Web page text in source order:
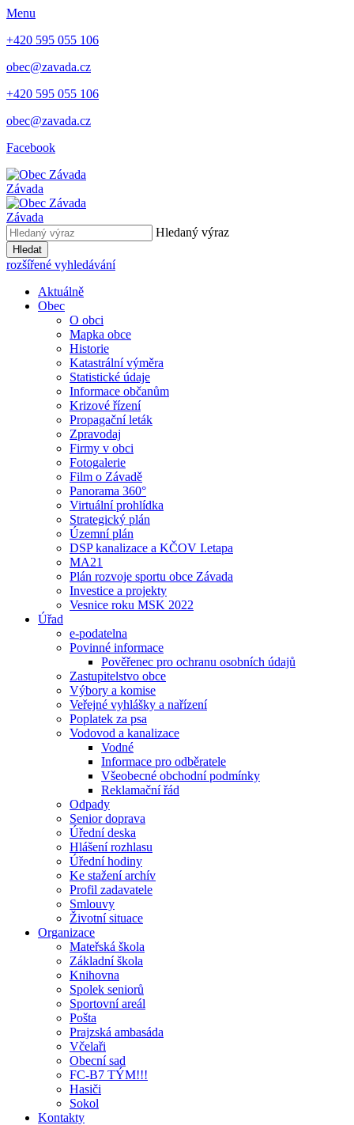
Menu
+420 595 055 106
obec@zavada.cz
+420 595 055 106
obec@zavada.cz
Facebook
Závada
Závada
Hledaný výraz
Hledat
rozšířené vyhledávání
Aktuálně
Obec
O obci
Mapka obce
Historie
Katastrální výměra
Statistické údaje
Informace občanům
Krizové řízení
Propagační leták
Zpravodaj
Firmy v obci
Fotogalerie
Film o Závadě
Panorama 360°
Virtuální prohlídka
Strategický plán
Územní plán
DSP kanalizace a KČOV I.etapa
MA21
Plán rozvoje sportu obce Závada
Investice a projekty
Vesnice roku MSK 2022
Úřad
e-podatelna
Povinné informace
Pověřenec pro ochranu osobních údajů
Zastupitelstvo obce
Výbory a komise
Veřejné vyhlášky a nařízení
Poplatek za psa
Vodovod a kanalizace
Vodné
Informace pro odběratele
Všeobecné obchodní podmínky
Reklamační řád
Odpady
Senior doprava
Úřední deska
Hlášení rozhlasu
Úřední hodiny
Ke stažení archív
Profil zadavatele
Smlouvy
Životní situace
Organizace
Mateřská škola
Základní škola
Knihovna
Spolek seniorů
Sportovní areál
Pošta
Prajzská ambasáda
Včelaři
Obecní sad
FC-B7 TÝM!!!
Hasiči
Sokol
Kontakty